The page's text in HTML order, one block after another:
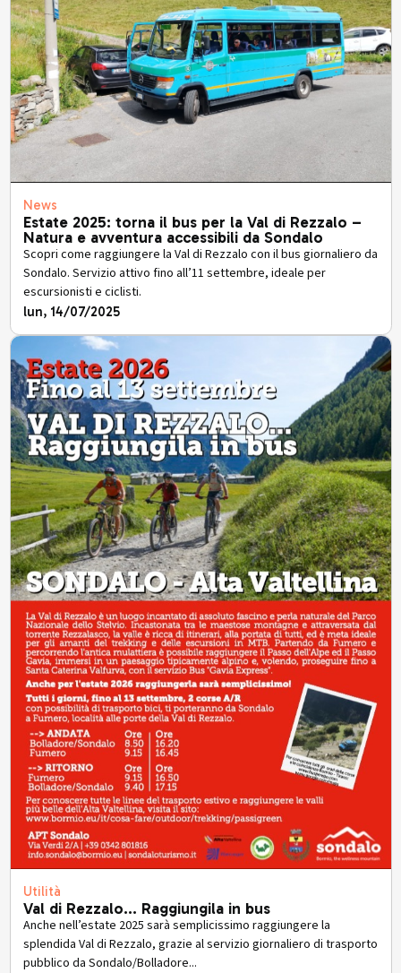
News
Estate 2025: torna il bus per la Val di Rezzalo –
Natura e avventura accessibili da Sondalo
Scopri come raggiungere la Val di Rezzalo con il bus giornaliero da
Sondalo. Servizio attivo fino all’11 settembre, ideale per
escursionisti e ciclisti.
lun, 14/07/2025
Utilità
Val di Rezzalo... Raggiungila in bus
Anche nell’estate 2025 sarà semplicissimo raggiungere la
splendida Val di Rezzalo, grazie al servizio giornaliero di trasporto
pubblico da Sondalo/Bolladore...